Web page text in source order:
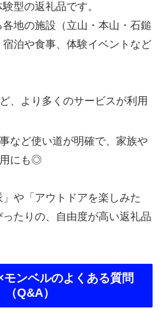
型の返礼品です。
地の施設（立山・本山・石鎚
泊や食事、体験イベントなど
、より多くのサービスが利用
など使い道が明確で、家族や
にも◎
」や「アウトドアを楽しみた
たりの、自由度が高い返礼品
ンベルのよくある質問
（Q&A）